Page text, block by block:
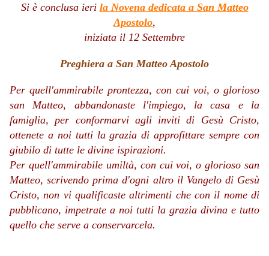
Si è conclusa ieri la Novena dedicata a San Matteo
Apostolo,
iniziata il 12 Settembre
Preghiera a San Matteo Apostolo
Per quell'ammirabile prontezza, con cui voi, o glorioso
san Matteo, abbandonaste l'impiego, la casa e la
famiglia, per conformarvi agli inviti di Gesù Cristo,
ottenete a noi tutti la grazia di approfittare sempre con
giubilo di tutte le divine ispirazioni.
Per quell'ammirabile umiltà, con cui voi, o glorioso san
Matteo, scrivendo prima d'ogni altro il Vangelo di Gesù
Cristo, non vi qualificaste altrimenti che con il nome di
pubblicano, impetrate a noi tutti la grazia divina e tutto
quello che serve a conservarcela.